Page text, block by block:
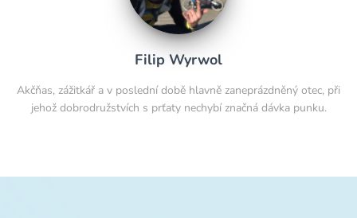
Filip Wyrwol
Akčňas, zážitkář a v poslední době hlavně zaneprázdněný otec, při
jehož dobrodružstvích s prťaty nechybí značná dávka punku.